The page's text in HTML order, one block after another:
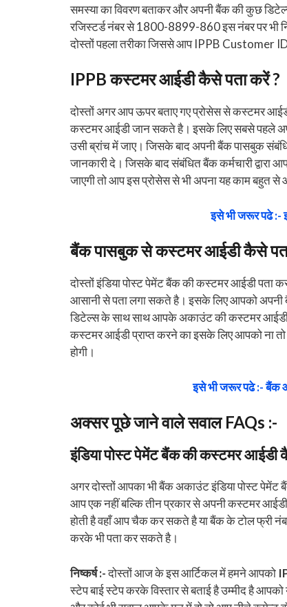
समस्या का विवरण बताकर और अपनी बैंक की कुछ
रजिस्टर्ड नंबर से 1800-8899-860 इस नंबर पर
दोस्तों पहला तरीका जिससे आप IPPB Customer
IPPB कस्टमर आईडी कैसे पता करें ?
दोस्तों अगर आप ऊपर बताए गए प्रोसेस से कस्टमर
कस्टमर आईडी जान सकते है। इसके लिए सबसे पहले
उसी ब्रांच में जाए। जिसके बाद अपनी बैंक पासबुक
जानकारी दे। जिसके बाद संबंधित बैंक कर्मचारी द्वारा
जाएगी तो आप इस प्रोसेस से भी अपना यह काम बहुत
इसे भी जरूर पढे :-
बैंक पासबुक से कस्टमर आईडी कैसे
दोस्तों इंडिया पोस्ट पेमेंट बैंक की कस्टमर आईडी
आसानी से पता लगा सकते है। इसके लिए आपको
डिटेल्स के साथ साथ आपके अकाउंट की कस्टमर आईडी
कस्टमर आईडी प्राप्त करने का इसके लिए आपको ना
होगी।
इसे भी जरूर पढे :- बैंक
अक्सर पूछे जाने वाले सवाल FAQs :-
इंडिया पोस्ट पेमेंट बैंक की कस्टमर आईडी
अगर दोस्तों आपका भी बैंक अकाउंट इंडिया पोस्ट
आप एक नहीं बल्कि तीन प्रकार से अपनी कस्टमर
होती है वहाँ आप चैक कर सकते है या बैंक के टोल फ्री
करके भी पता कर सकते है।
निष्कर्ष :-दोस्तों आज के इस आर्टिकल में हमने आपको
स्टेप बाई स्टेप करके विस्तार से बताई है उम्मीद है